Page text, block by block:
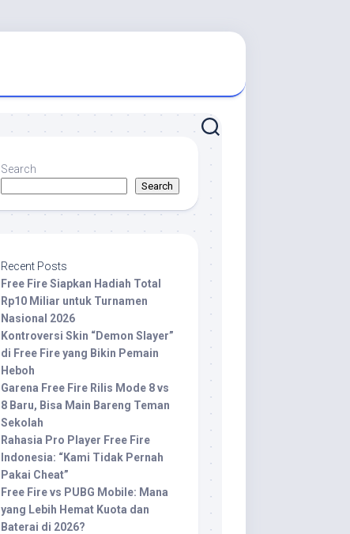
Search
Search
Recent Posts
Free Fire Siapkan Hadiah Total
Rp10 Miliar untuk Turnamen
Nasional 2026
Kontroversi Skin “Demon Slayer”
di Free Fire yang Bikin Pemain
Heboh
Garena Free Fire Rilis Mode 8 vs
8 Baru, Bisa Main Bareng Teman
Sekolah
Rahasia Pro Player Free Fire
Indonesia: “Kami Tidak Pernah
Pakai Cheat”
Free Fire vs PUBG Mobile: Mana
yang Lebih Hemat Kuota dan
Baterai di 2026?